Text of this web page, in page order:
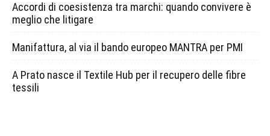
Accordi di coesistenza tra marchi: quando convivere è
meglio che litigare
Manifattura, al via il bando europeo MANTRA per PMI
A Prato nasce il Textile Hub per il recupero delle fibre
tessili